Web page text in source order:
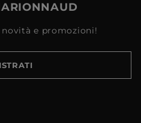
e promozioni!